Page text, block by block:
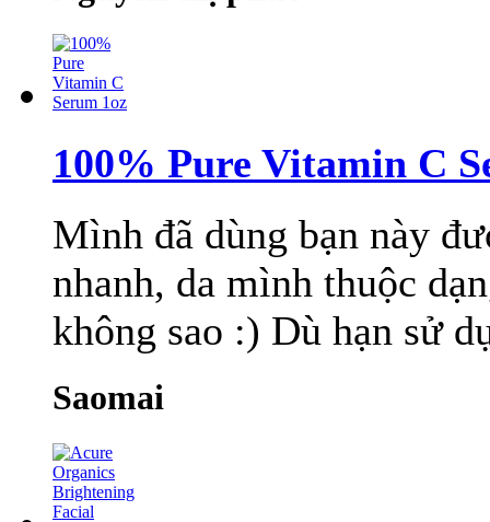
100% Pure Vitamin C
Mình đã dùng bạn này
nhanh, da mình thuộc
không sao :) Dù hạn sử
Saomai